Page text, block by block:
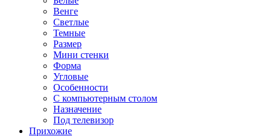
Венге
Светлые
Темные
Размер
Мини стенки
Форма
Угловые
Особенности
С компьютерным столом
Назначение
Под телевизор
Прихожие